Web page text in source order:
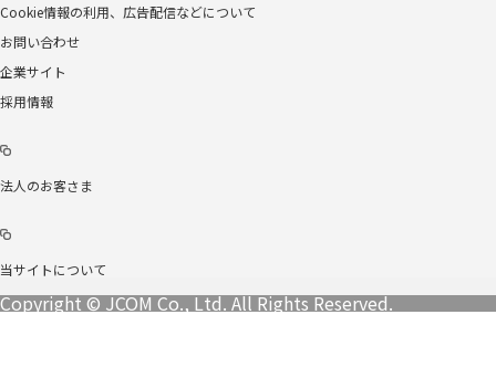
Cookie情報の利用、広告配信などについて
お問い合わせ
企業サイト
採用情報
法人のお客さま
当サイトについて
Copyright © JCOM Co., Ltd. All Rights Reserved.